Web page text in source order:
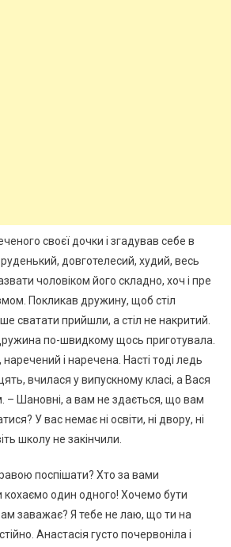
своєї дочки і згадував себе в
довготелесий, худий, весь
чоловіком його складно, хоч і пре
Покликав дружину, щоб стіл
сватати прийшли, а стіл не накритий.
по-швидкому щось приготувала.
наречений і наречена. Насті тоді ледь
вчилася у випускному класі, а Вася
– Шановні, а вам не здається, що вам
У вас немає ні освіти, ні двору, ні
школу не закінчили.
поспішати? Хто за вами
кохаємо один одного! Хочемо бути
заважає? Я тебе не лаю, що ти на
Анастасія густо почервоніла і